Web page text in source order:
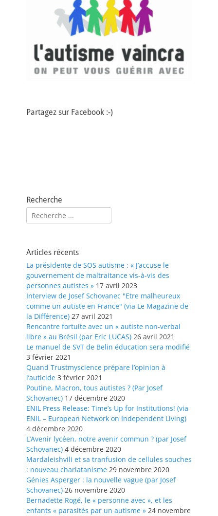
Partagez sur Facebook :-)
Recherche
Rechercher :
Articles récents
La présidente de SOS autisme : « J’accuse le
gouvernement de maltraitance vis-à-vis des
personnes autistes » 17 avril 2023
Interview de Josef Schovanec "Etre malheureux
comme un autiste en France" (via Le Magazine de
la Différence) 27 avril 2021
Rencontre fortuite avec un « autiste non-verbal
libre » au Brésil (par Eric LUCAS) 26 avril 2021
Le manuel de SVT de Belin éducation sera modifié
3 février 2021
Quand Trustmyscience prépare l’opinion à
l’auticide 3 février 2021
Poutine, Macron, tous autistes ? (Par Josef
Schovanec) 17 décembre 2020
ENIL Press Release: Time’s Up for Institutions! (via
ENIL – European Network on Independent Living)
4 décembre 2020
L’Avenir lycéen, notre avenir commun ? (par Josef
Schovanec) 4 décembre 2020
Mardaleishvili et sa tranfusion de cellules souches
: nouveau charlatanisme 29 novembre 2020
Génies Asperger : la nouvelle vague (par Josef
Schovanec) 26 novembre 2020
Bernadette Rogé, le « personne avec », et les
enfants « parasités par un autisme » 24 novembre